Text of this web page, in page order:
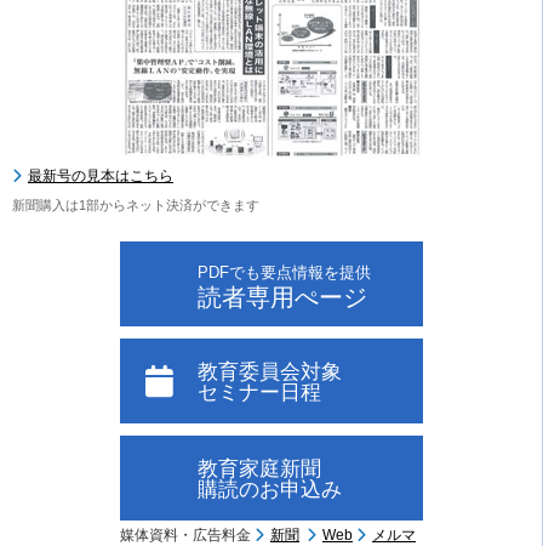
最新号の見本はこちら
新聞購入は1部からネット決済ができます
PDFでも要点情報を提供
読者専用ぺージ
教育委員会対象
セミナー日程
教育家庭新聞
購読のお申込み
媒体資料・広告料金 新聞 Web
メルマ